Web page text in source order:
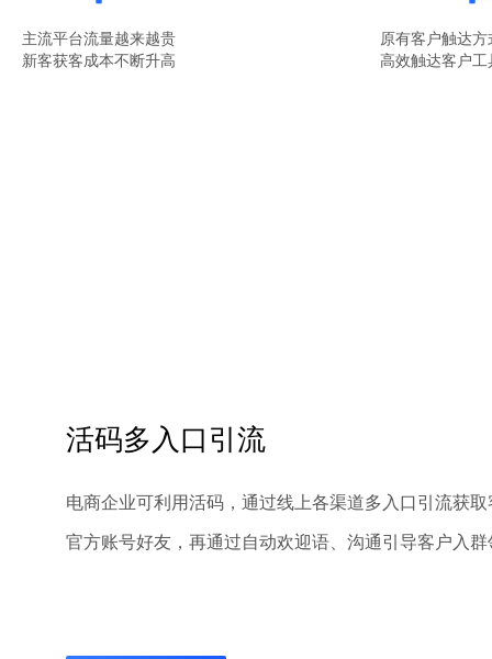
主流平台流量越来越贵
新客获客成本不断升高
原有客户触达
高效触达客户
活码多入口引流
电商企业可利用活码，通过线上各渠道多入口引流获
官方账号好友，再通过自动欢迎语、沟通引导客户入